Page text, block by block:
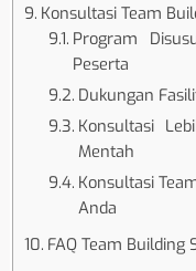
Konsultasi Team
Program
Peserta
Dukungan
Konsultasi
Mentah
Konsultasi
Anda
FAQ Team